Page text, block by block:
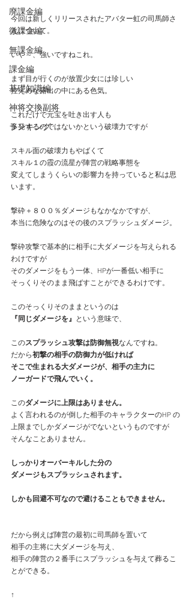
廃課金編
微課金編
無課金編
課金編
基礎知識編
神将交換副将
ランキング
今回は新しくリリースされたアバター虹の司馬師さ
んについて。
いや～、強いですねこれ。
まず目が行くのが放置少女には珍しい
控えめな露出の中にある色気。
これだけで元宝を吐き出す人も
多発するのではないかという破壊力ですが
スキル面の破壊力もやばくて
スキル１の霞の流星が陣営の戦略事態を
変えてしまうくらいの影響力を持っていると私は思
います。
撃砕＋８００％ダメージもなかなかですが、
本当に危険なのはその後のスプラッシュダメージ。
撃砕攻撃で基本的に相手に大ダメージを与えられる
わけですが
そのダメージをもう一体、HPが一番低い相手に
そっくりそのまま飛ばすことができるわけです。
このそっくりそのままというのは
『同じダメージを』 という意味で、
このスプラッシュ攻撃は防御無視なんですね。
だから初撃の相手の防御力が低ければ
そこで生まれる大ダメージが、相手の主力に
ノーガードで飛んでいく。
このダメージに上限はありません。
よく言われるのが倒した相手のキャラクターのHP の
上限までしかダメージがでないというものですが
そんなことありません。
しっかりオーバーキルした分の
ダメージもスプラッシュされます。
しかも回避不可なので避けることもできません。
だから例えば陣営の最初に司馬師を置いて
相手の主将に大ダメージを与え、
相手の陣営の２番手にスプラッシュを与えて葬るこ
とができる。
↑